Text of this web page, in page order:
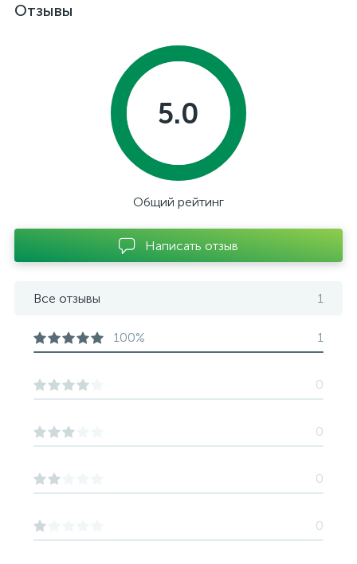
Отзывы
5.0
Общий рейтинг
Написать отзыв
Все отзывы 1
100% 1
0
0
0
0